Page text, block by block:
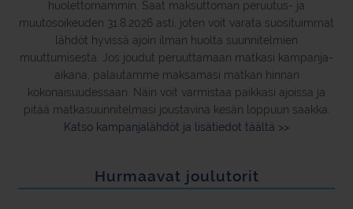
huolettomammin. Saat maksuttoman peruutus- ja
muutosoikeuden 31.8.2026 asti, joten voit varata suosituimmat
lähdöt hyvissä ajoin ilman huolta suunnitelmien
muuttumisesta. Jos joudut peruuttamaan matkasi kampanja-
aikana, palautamme maksamasi matkan hinnan
kokonaisuudessaan. Näin voit varmistaa paikkasi ajoissa ja
pitää matkasuunnitelmasi joustavina kesän loppuun saakka.
Katso kampanjalähdöt ja lisätiedot täältä >>
Hurmaavat joulutorit